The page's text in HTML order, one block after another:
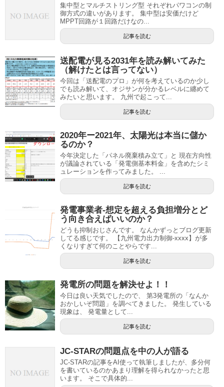
集中型とマルチストリング型 それぞれパワコンの制
御方式の違いがあります。 集中型は安価だけど
MPPT回路が１回路だけなの...
記事を読む
送配電が見る2031年を読み解いてみた
（解けたとは言ってない）
今回は「送配電のプロ」が何を考えているのか少し
でも読み解いて、オジサンが分かるレベルに纏めて
みたいと思います。 九州で起こって...
記事を読む
2020年ー2021年、太陽光は本当に儲か
るのか？
今年決定した「パネル廃棄積み立て」と 現在方向性
が議論されている「発電側基本料金」を含めたシミ
ュレーションを作ってみました。 ...
記事を読む
発電事業者-想定を超える負担増分とど
う向き合えばいいのか？
どうも抑制おじさんです。 なんかずっとブログ更新
してる感じです。 【九州電力出力制御-xxxx】が多
くなりすぎて何のことやらです...
記事を読む
発電所の問題を解決せよ！！
今日は良い天気でしたので、 第3発電所の「なんか
おかしいぞ問題」を調べてきました。 発生している
現象は、 発電量として...
記事を読む
JC-STARの問題点を中の人が語る
JC-STARの記事をAI使って執筆しましたが、多分何
を書いているのかあまり理解を得られなかったと思
います。 そこで具体的...